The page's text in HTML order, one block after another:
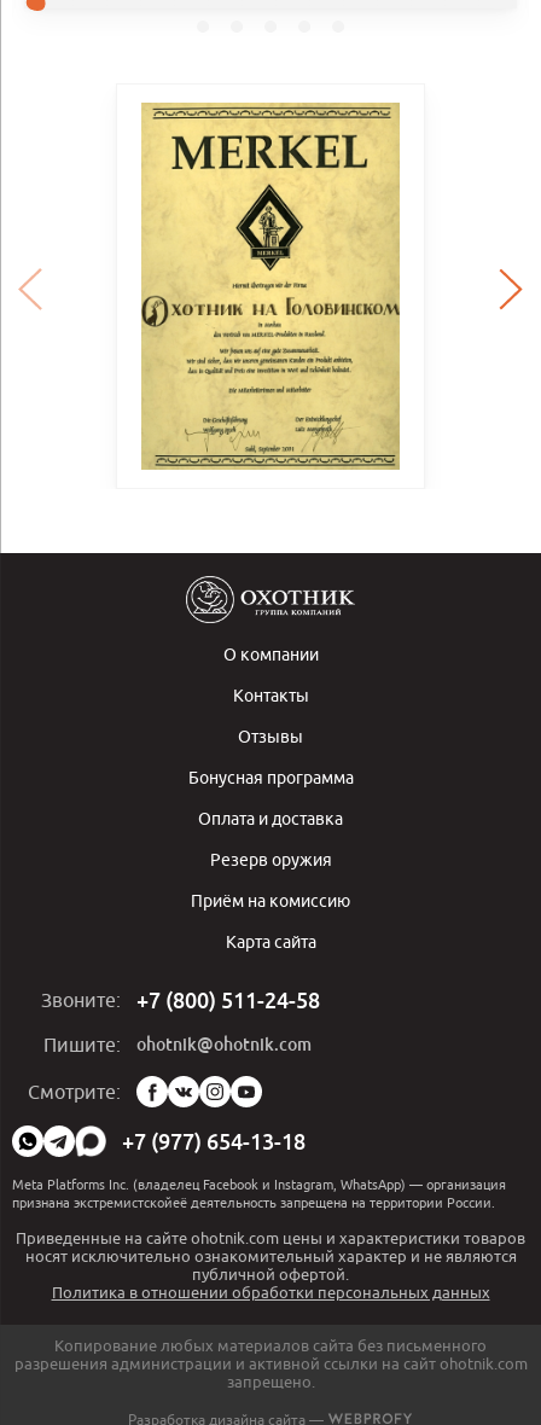
О компании
Контакты
Отзывы
Бонусная программа
Оплата и доставка
Резерв оружия
Приём на комиссию
Карта сайта
Звоните: +7 (800) 511-24-58
Пишите: ohotnik@ohotnik.com
Смотрите:
Мы
в
социальных
сетях:
+7 (977) 654-13-18
Meta Platforms Inc. (владелец Facebook и Instagram, WhatsApp) — организация
признана экстремистскойеё деятельность запрещена на территории России.
Приведенные на сайте ohotnik.com цены и характеристики товаров
носят исключительно ознакомительный характер и не являются
публичной офертой.
Политика в отношении обработки персональных данных
Копирование любых материалов сайта без письменного
разрешения администрации и активной ссылки на сайт ohotnik.com
запрещено.
Разработка дизайна сайта —